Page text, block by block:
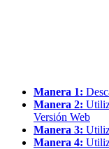
Manera 1:
Manera 2:
Versión Web
Manera 3:
Manera 4: